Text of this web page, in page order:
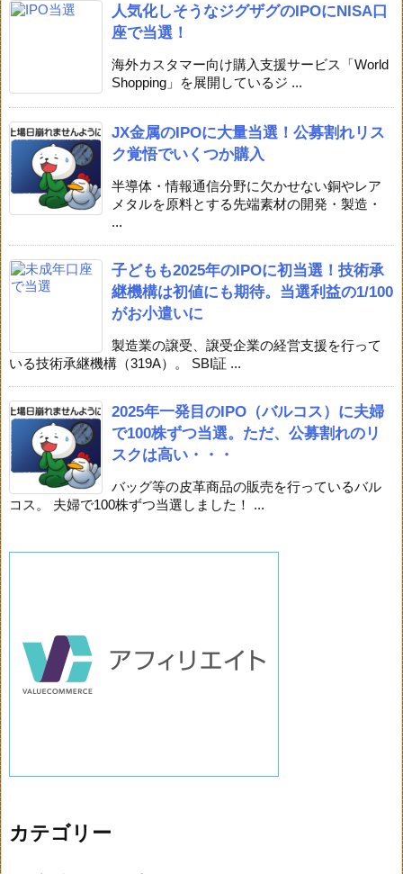
人気化しそうなジグザグのIPOにNISA口
座で当選！
海外カスタマー向け購入支援サービス「World
Shopping」を展開しているジ ...
JX金属のIPOに大量当選！公募割れリス
ク覚悟でいくつか購入
半導体・情報通信分野に欠かせない銅やレア
メタルを原料とする先端素材の開発・製造・
...
子どもも2025年のIPOに初当選！技術承
継機構は初値にも期待。当選利益の1/100
がお小遣いに
製造業の譲受、譲受企業の経営支援を行って
いる技術承継機構（319A）。 SBI証 ...
2025年一発目のIPO（バルコス）に夫婦
で100株ずつ当選。ただ、公募割れのリ
スクは高い・・・
バッグ等の皮革商品の販売を行っているバル
コス。 夫婦で100株ずつ当選しました！ ...
カテゴリー